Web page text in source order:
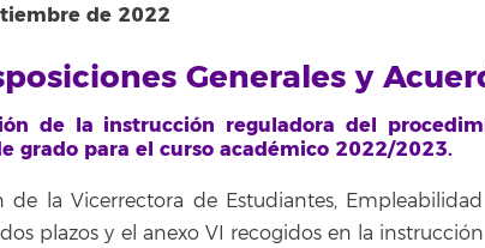
de 2022
Generales y
de la instrucción reguladora del
grado para el curso académico 2022/2023.
de la Vicerrectora de Estudiantes,
plazos y el anexo VI recogidos en la